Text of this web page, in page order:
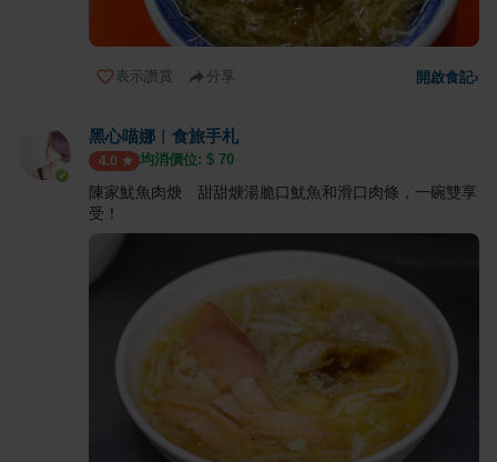
表示讚賞 分享 開啟食記›
黑心喵娜︱食旅手札
4.0 均消價位: $ 70
陳家魷魚肉焿 甜甜焿湯脆口魷魚和滑口肉條，一碗雙享
受！